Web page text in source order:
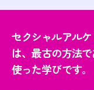
セクシャルアル
は、最古の方法
使った学びです。